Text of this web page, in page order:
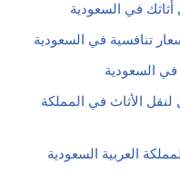
في السعودية
تنافسية في السعودية
السعودية
الأثاث في المملكة
العربية السعودية